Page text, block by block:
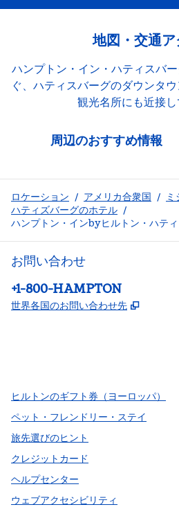
地図・交通
ハンプトン・イン・ハティスバ
ぐ、ハティスバーグのダウンタ
観光名所にも近接し
周辺のおすすめ情報
ロケーション / アメリカ合衆国 /
ハティズバーグのホテル /
ハンプトン・インbyヒルトン・ハテ
お問い合わせ
電話：
+1-800-HAMPTON
世界各国のお問い合わせ先 ,
ヒルトンのギフト券（ヨーロッパ）
ペット・フレンドリー・ステイ
旅先選びのヒント
クレジットカード
ヘルプセンター
ウェブアクセシビリティ